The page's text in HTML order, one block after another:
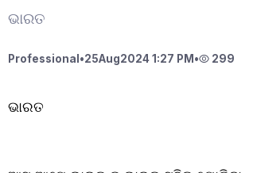
ଭାରତ
Professional •25Aug2024 1:27 PM • 299
ଭାରତ